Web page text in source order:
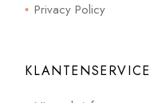
Privacy Policy
KLANTENSERVICE